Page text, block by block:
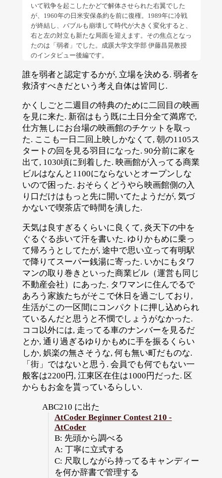
いて戦争を起こしたかどで解体させられた右翼でした
が、1960年の日米安保条約を前に復権。1989年に冷戦
が終結し、バブルも崩壊して時代が大きく変化すると、
右と左の対立も新たな局面を迎えます。その焦点となっ
たのは「弱者」でした。成蹊大学文学部 伊藤昌晃教授
のインタビュー後編です。
誰を弱者と認定するかが, 立場を決める. 弱者を
救済すべきだという考え自体は皆同じ.
かくしごと二週目の特典のために二回目の映画
を見に来た. 新宿はもう既に土日分全て満席で,
仕方無しにお台場の映画館のチケットを取っ
た. ここも一日二回上映しかなくて, 朝の1105ス
タートの回を見る羽目になった. 90分前に家を
出て, 1030頃に到着した. 映画館が入ってる商業
ビルはなんと1100にならないとオープンしな
いので困った. おそらくどうやら映画館側の入
り口だけはもっと先に開いてたようだが, 気づ
かないで喫茶店で時間を潰した.
天気は良すぎるくらいに良くて, 炎天下の中を
ぐるぐる歩いて汗を書いた. ゆりかもめに乗っ
て帰ろうとしてたが, 途中で思い立って有明駅
で降りてスーパー銭湯に寄った. いかにもタワ
マンの取り巻きといった商業ビル（運営も同じ
不動産会社）にあった. タワマンに住んでるで
あろう家族たちがそこで休日を過ごしており,
生活がこの一区間にコンパクトに押し込められ
ているんだと思うと不憫でしょうがなかった.
ココ以外には, 走ってる車のナンバーを見るだ
とか, 通り過ぎるゆりかもめに手を振るくらい
しか, 娯楽の無さそうな, 何も無い町だものな.
「街」ではないと思う. 会員でも何でもない一
般客は2200円, 江東区在住は1000円だった. 区
からもお金を貰っているらしい.
ABC210 に出た
AtCoder Beginner Contest 210 -
AtCoder
B: 先頭から調べる
A: 丁寧に立式する
C: 尺取しながら持ってるキャンディー
を何か辞書で管理する